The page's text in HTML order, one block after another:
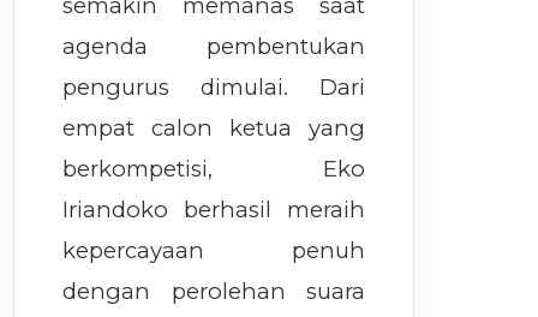
agenda pembentukan
pengurus dimulai. Dari
empat calon ketua yang
berkompetisi, Eko
Iriandoko berhasil meraih
kepercayaan penuh
dengan perolehan suara